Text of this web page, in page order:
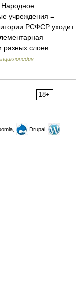
учреждения =
РСФСР уходит
разных слоев
18+
Drupal,